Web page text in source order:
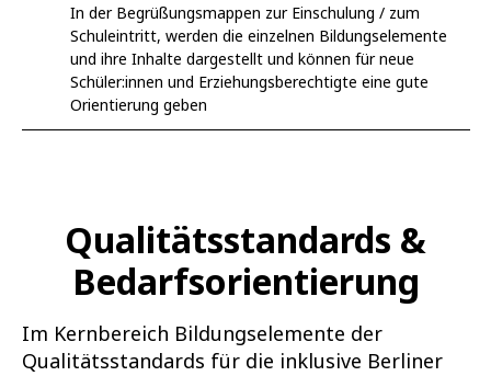
In der Begrüßungsmappen zur Einschulung / zum
Schuleintritt, werden die einzelnen Bildungselemente
und ihre Inhalte dargestellt und können für neue
Schüler:innen und Erziehungsberechtigte eine gute
Orientierung geben
Qualitätsstandards &
Bedarfsorientierung
Im Kernbereich Bildungselemente der
Qualitätsstandards für die inklusive Berliner